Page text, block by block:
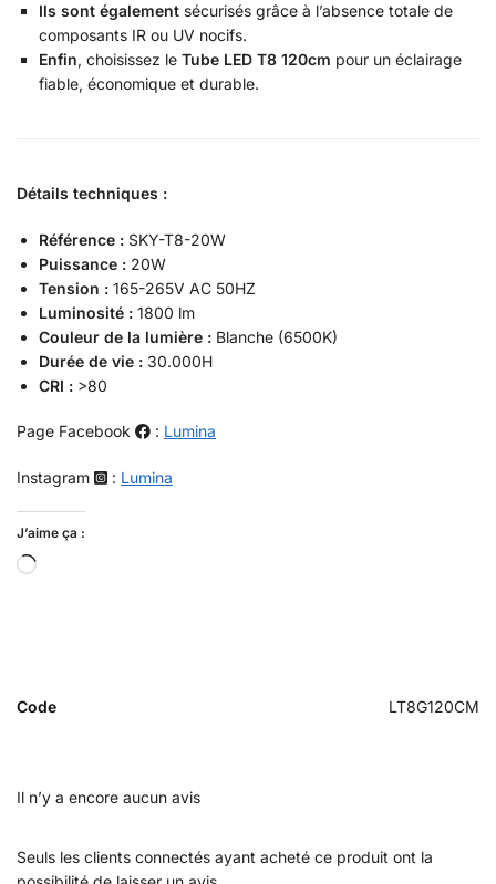
Ils sont également sécurisés grâce à l’absence totale de
composants IR ou UV nocifs.
Enfin, choisissez le Tube LED T8 120cm pour un éclairage
fiable, économique et durable.
Détails techniques :
Référence : SKY-T8-20W
Puissance : 20W
Tension : 165-265V AC 50HZ
Luminosité : 1800 lm
Couleur de la lumière : Blanche (6500K)
Durée de vie : 30.000H
CRI : >80
Page Facebook : Lumina
Instagram : Lumina
J’aime ça :
Code LT8G120CM
Il n’y a encore aucun avis
Seuls les clients connectés ayant acheté ce produit ont la